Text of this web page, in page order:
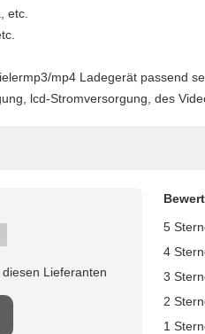
etc.
mp4 Ladegerät passend
lcd-Stromversorgung, des
Lieferanten
5
4
3
2
1